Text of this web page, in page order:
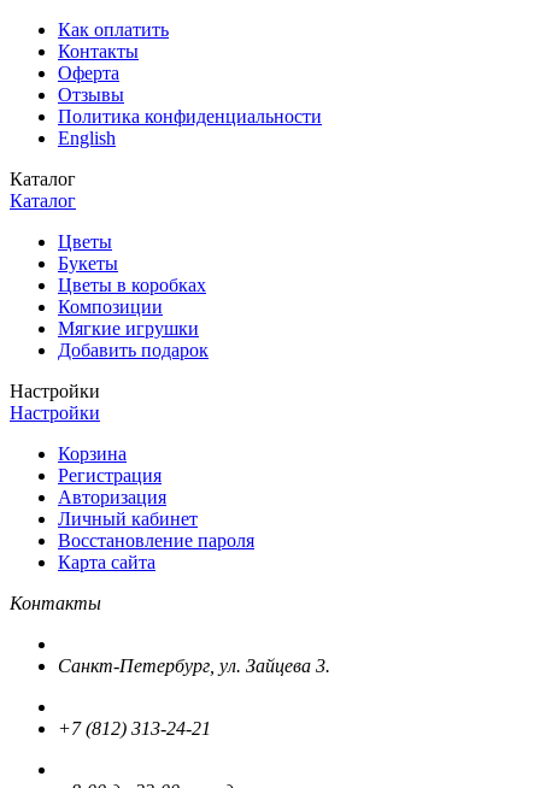
Как оплатить
Контакты
Оферта
Отзывы
Политика конфиденциальности
English
Каталог
Каталог
Цветы
Букеты
Цветы в коробках
Композиции
Мягкие игрушки
Добавить подарок
Настройки
Настройки
Корзина
Регистрация
Авторизация
Личный кабинет
Восстановление пароля
Карта сайта
Контакты
Санкт-Петербург, ул. Зайцева 3.
+7 (812) 313-24-21